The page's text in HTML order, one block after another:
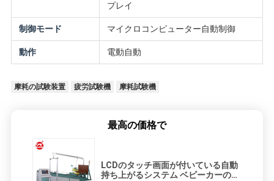
PRIVACY
POLICY
プレイ
制御モード マイクロコンピューター自動制御
動作 電動自動
摩耗の試験装置 疲労試験機 摩耗試験機
最高の価格で
LCDのタッチ画面が付いている自動
持ち上がるシステム ベビーカーの試